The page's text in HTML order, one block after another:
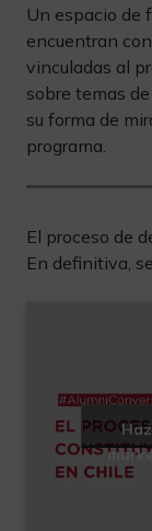
Un espacio de
encuentran
vinculadas al
sobre temas
su forma de
programa.
El proceso de
En definitiva,